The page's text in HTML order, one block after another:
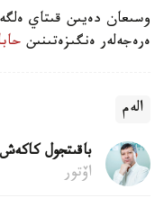
وسىعان دەيىن قىتاي
ەرەجەلەر ەنگىزەتىنىن
الەم
باقىتجول كاكەش
اۆتور